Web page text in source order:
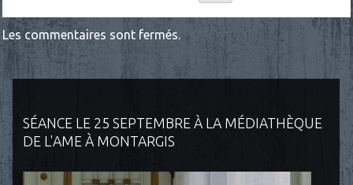
SÉANCE LE 25 SEPTEMBRE À LA MÉDIATHÈQUE
DE L'AME À MONTARGIS
Les commentaires sont fermés.